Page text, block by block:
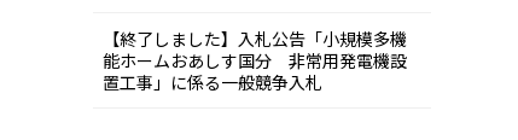
【終了しました】入札公告「小規模多機
能ホームおあしす国分 非常用発電機設
置工事」に係る一般競争入札